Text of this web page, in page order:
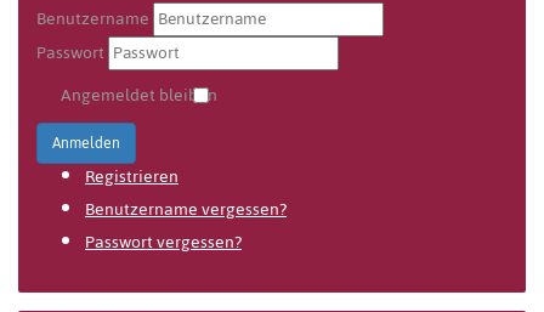
Benutzername
Passwort
Angemeldet bleiben
Anmelden
Registrieren
Benutzername vergessen?
Passwort vergessen?